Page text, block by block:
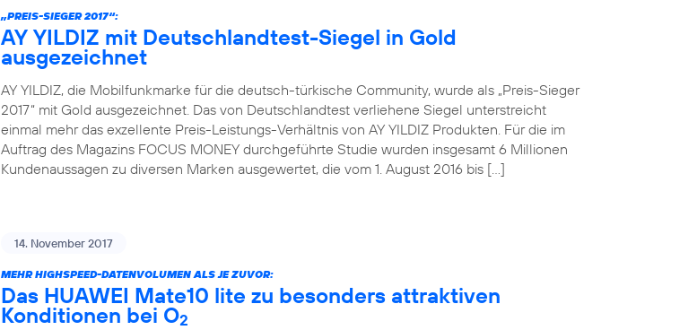
„PREIS-SIEGER 2017“:
AY YILDIZ mit Deutschlandtest-Siegel in Gold
ausgezeichnet
AY YILDIZ, die Mobilfunkmarke für die deutsch-türkische Community, wurde als „Preis-Sieger
2017“ mit Gold ausgezeichnet. Das von Deutschlandtest verliehene Siegel unterstreicht
einmal mehr das exzellente Preis-Leistungs-Verhältnis von AY YILDIZ Produkten. Für die im
Auftrag des Magazins FOCUS MONEY durchgeführte Studie wurden insgesamt 6 Millionen
Kundenaussagen zu diversen Marken ausgewertet, die vom 1. August 2016 bis […]
14. November 2017
MEHR HIGHSPEED-DATENVOLUMEN ALS JE ZUVOR:
Das HUAWEI Mate10 lite zu besonders attraktiven
Konditionen bei O2